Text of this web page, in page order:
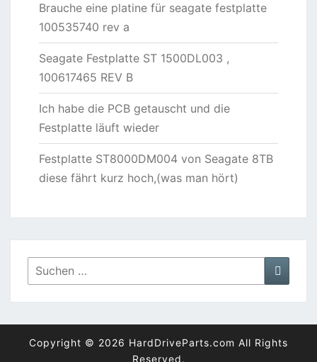
Brauche eine platine für seagate festplatte
100535740 rev a
Seagate Festplatte ST 1500DL003 ,
100617465 REV B
Ich habe die PCB getauscht und die
Festplatte läuft wieder
Festplatte ST8000DM004 von Seagate 8TB
diese fährt kurz hoch,(was man hört)
Suchen
nach:
Copyright © 2026 HardDriveParts.com All Rights
Reserved.